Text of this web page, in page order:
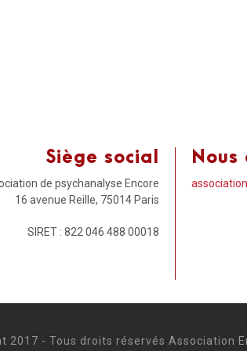
Siège social
de psychanalyse Encore
16 avenue Reille, 75014 Paris
SIRET : 822 046 488 00018
2017 - Tous droits réservés Association